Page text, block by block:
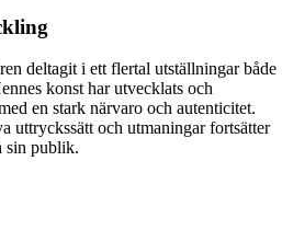
deltagit i ett flertal utställningar både
konst har utvecklats och
en stark närvaro och autenticitet.
uttryckssätt och utmaningar fortsätter
sin publik.